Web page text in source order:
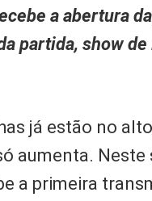
a abertura
partida, show
já estão no
aumenta. Neste
a primeira